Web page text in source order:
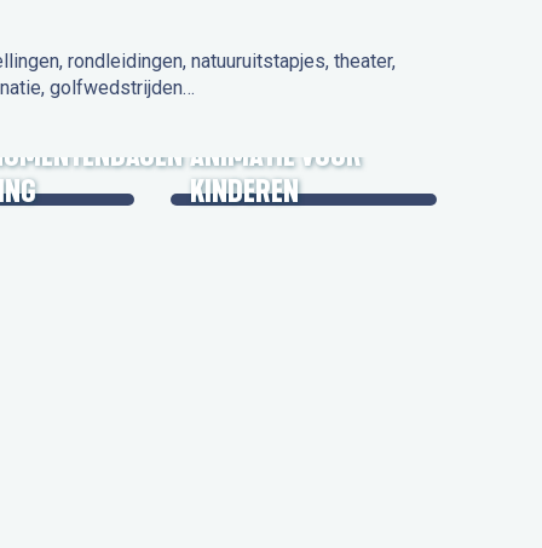
rondleidingen, natuuruitstapjes, theater,
golfwedstrijden…
ANIMATIE VOOR
KINDEREN